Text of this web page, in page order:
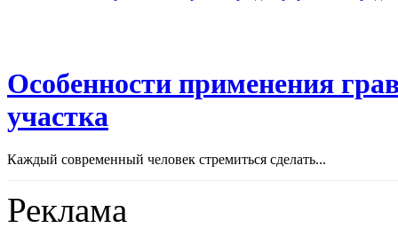
Особенности применения
участка
Каждый современный человек стремиться сделать...
Реклама